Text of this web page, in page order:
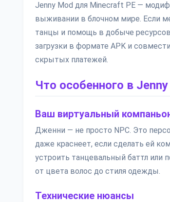
Jenny Mod для Minecraft PE —
выживании в блочном мире. Если
танцы и помощь в добыче
загрузки в формате APK и
скрытых платежей.
Что особенного в
Ваш виртуальный
Дженни — не просто NPC. Это
даже краснеет, если сделать ей
устроить танцевальный баттл или
от цвета волос до стиля одежды.
Технические нюансы